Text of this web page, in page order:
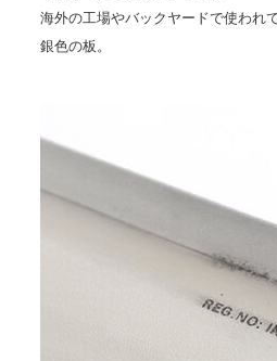
海外の工場やバックヤードで使われ
銀色の板。